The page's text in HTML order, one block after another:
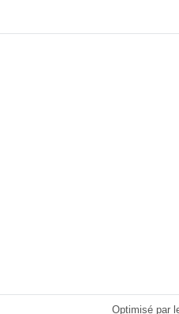
Optimisé par